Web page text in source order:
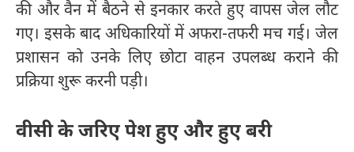
की और वैन में बैठने से इनकार करते हुए वापस जेल लौट
गए। इसके बाद अधिकारियों में अफरा-तफरी मच गई। जेल
प्रशासन को उनके लिए छोटा वाहन उपलब्ध कराने की
प्रक्रिया शुरू करनी पड़ी।
वीसी के जरिए पेश हुए और हुए बरी